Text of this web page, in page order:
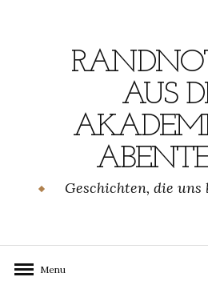
AUS
Geschichten, die uns
Menu